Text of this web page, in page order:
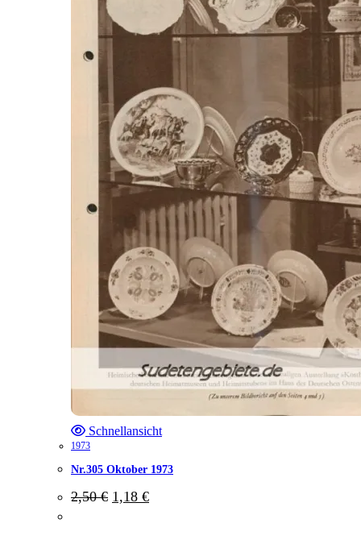
Schnellansicht
1973
Nr.305 Oktober 1973
2,50€ Ursprünglicher
Preis
1,18 €Aktueller
Preis